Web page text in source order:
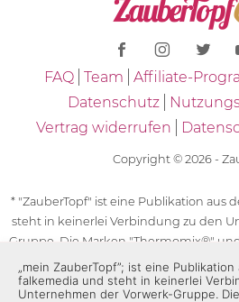
FAQ Team Affiliate-
Datenschutz
Vertrag widerrufen
Copyright © 2026 -
* "ZauberTopf" ist eine Publikation aus
steht in keinerlei Verbindung zu den
Gruppe. Die Marken "Thermomix®"
des "Thermomix®" sind eingetragene
der Vorwerk-Gruppe. Die Marken
„mein ZauberTopf”; ist eine
falkemedia und steht in keinerlei
Unternehmen der Vorwerk-Gruppe.